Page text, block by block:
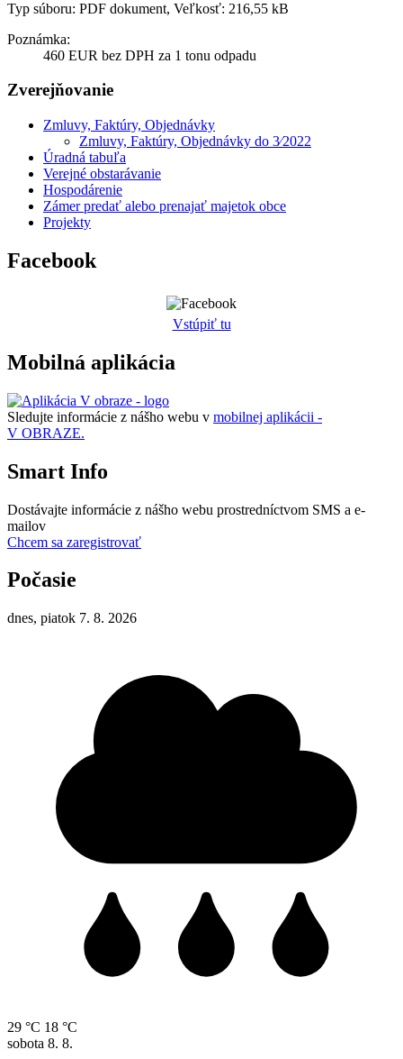
Typ súboru: PDF dokument, Veľkosť: 216,55 kB
Poznámka:
460 EUR bez DPH za 1 tonu odpadu
Zverejňovanie
Zmluvy, Faktúry, Objednávky
Zmluvy, Faktúry, Objednávky do 3⁄2022
Úradná tabuľa
Verejné obstarávanie
Hospodárenie
Zámer predať alebo prenajať majetok obce
Projekty
Facebook
Vstúpiť tu
Mobilná aplikácia
Sledujte informácie z nášho webu v mobilnej aplikácii -
V OBRAZE.
Smart Info
Dostávajte informácie z nášho webu prostredníctvom SMS a e-
mailov
Chcem sa zaregistrovať
Počasie
dnes, piatok 7. 8. 2026
29 °C 18 °C
sobota 8. 8.